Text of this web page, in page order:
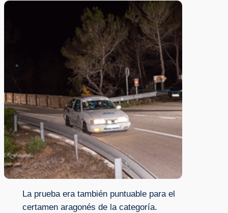
La prueba era también puntuable para el
certamen aragonés de la categoría.